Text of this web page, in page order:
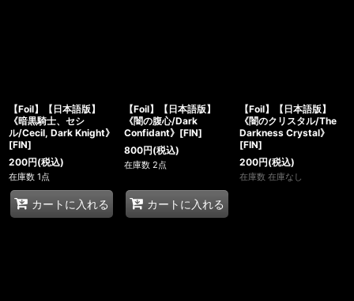
【Foil】【日本語版】
《暗黒騎士、セシ
ル/Cecil, Dark Knight》
[FIN]
200円(税込)
在庫数 1点
カートに入れる
【Foil】【日本語版】
《闇の腹心/Dark
Confidant》[FIN]
800円(税込)
在庫数 2点
カートに入れる
【Foil】【日本語版】
《闇のクリスタル/The
Darkness Crystal》
[FIN]
200円(税込)
在庫数 在庫なし